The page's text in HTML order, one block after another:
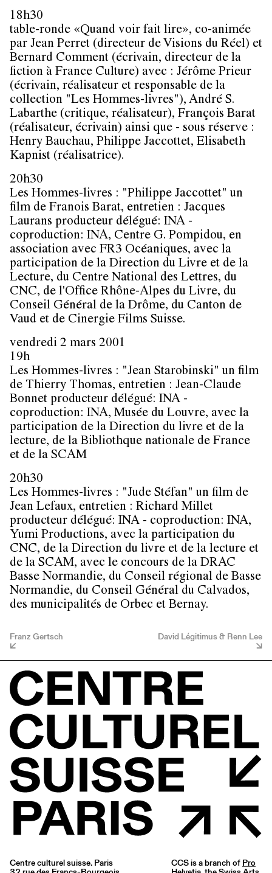
18h30
table-ronde «Quand voir fait lire», co-animée
par Jean Perret (directeur de Visions du Réel) et
Bernard Comment (écrivain, directeur de la
fiction à France Culture) avec : Jérôme Prieur
(écrivain, réalisateur et responsable de la
collection "Les Hommes-livres"), André S.
Labarthe (critique, réalisateur), François Barat
(réalisateur, écrivain) ainsi que - sous réserve :
Henry Bauchau, Philippe Jaccottet, Elisabeth
Kapnist (réalisatrice).
20h30
Les Hommes-livres : "Philippe Jaccottet" un
film de Franois Barat, entretien : Jacques
Laurans producteur délégué: INA -
coproduction: INA, Centre G. Pompidou, en
association avec FR3 Océaniques, avec la
participation de la Direction du Livre et de la
Lecture, du Centre National des Lettres, du
CNC, de l'Office Rhône-Alpes du Livre, du
Conseil Général de la Drôme, du Canton de
Vaud et de Cinergie Films Suisse.
vendredi 2 mars 2001
19h
Les Hommes-livres : "Jean Starobinski" un film
de Thierry Thomas, entretien : Jean-Claude
Bonnet producteur délégué: INA -
coproduction: INA, Musée du Louvre, avec la
participation de la Direction du livre et de la
lecture, de la Bibliothque nationale de France
et de la SCAM
20h30
Les Hommes-livres : "Jude Stéfan" un film de
Jean Lefaux, entretien : Richard Millet
producteur délégué: INA - coproduction: INA,
Yumi Productions, avec la participation du
CNC, de la Direction du livre et de la lecture et
de la SCAM, avec le concours de la DRAC
Basse Normandie, du Conseil régional de Basse
Normandie, du Conseil Général du Calvados,
des municipalités de Orbec et Bernay.
Franz Gertsch David Légitimus & Renn Lee
Centre culturel suisse. Paris CCS is a branch of Pro